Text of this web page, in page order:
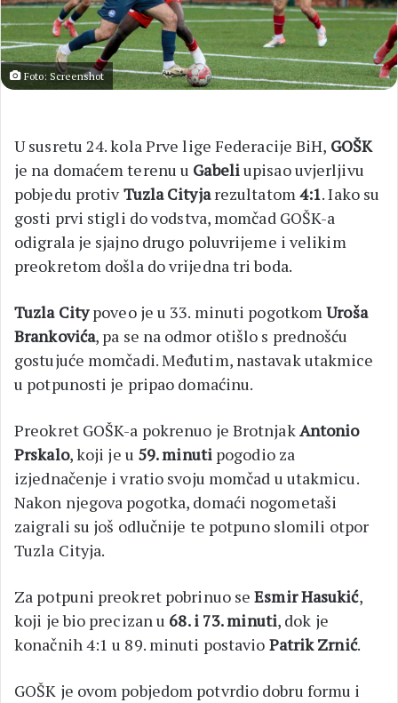
Foto: Screenshot
U susretu 24. kola Prve lige Federacije BiH, GOŠK
je na domaćem terenu u Gabeliupisao uvjerljivu
pobjedu protivTuzla Cityjarezultatom4:1. Iako su
gosti prvi stigli do vodstva, momčad GOŠK-a
odigrala je sjajno drugo poluvrijeme i velikim
preokretom došla do vrijedna tri boda.
Tuzla Citypoveo je u 33. minuti pogotkomUroša
Brankovića, pa se na odmor otišlo s prednošću
gostujuće momčadi. Međutim, nastavak utakmice
u potpunosti je pripao domaćinu.
Preokret GOŠK-a pokrenuo je BrotnjakAntonio
Prskalo, koji je u 59. minuti pogodio za
izjednačenje i vratio svoju momčad u utakmicu.
Nakon njegova pogotka, domaći nogometaši
zaigrali su još odlučnije te potpuno slomili otpor
Tuzla Cityja.
Za potpuni preokret pobrinuo seEsmir Hasukić,
koji je bio precizan u 68. i 73. minuti, dok je
konačnih 4:1 u 89. minuti postavio Patrik Zrnić.
GOŠK je ovom pobjedom potvrdio dobru formu i